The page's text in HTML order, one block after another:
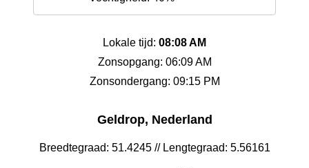
Lokale tijd: 08:08 AM
Zonsopgang: 06:09 AM
Zonsondergang: 09:15 PM
Geldrop, Nederland
Breedtegraad: 51.4245 // Lengtegraad: 5.56161